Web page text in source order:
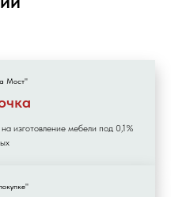
Мост"
изготовление мебели под 0,1%